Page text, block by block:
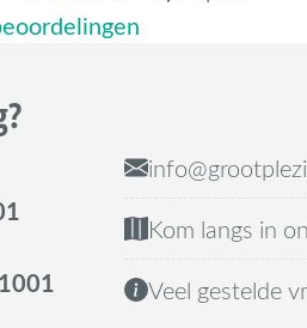
Kom langs in
Veel gestelde